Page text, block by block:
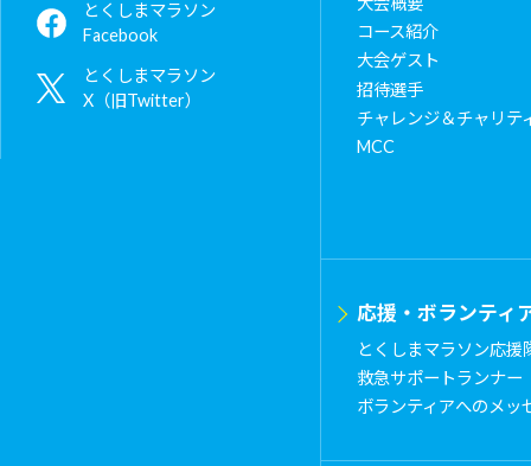
とくしまマラソン
Facebook
とくしまマラソン
X（旧Twitter）
コース紹介
大会ゲスト
招待選手
チャレンジ＆チャリテ
MCC
応援・ボランティ
とくしまマラソン応援
救急サポートランナー
ボランティアへのメッ